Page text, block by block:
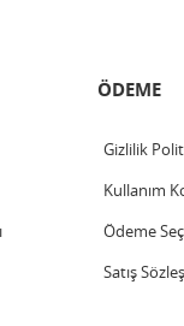
ÖDEME
Gizlilik
Kullanım
Ödeme
Satış